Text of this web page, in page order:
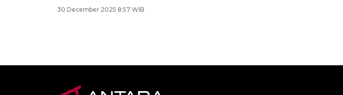
30 December 2025 8:57 WIB